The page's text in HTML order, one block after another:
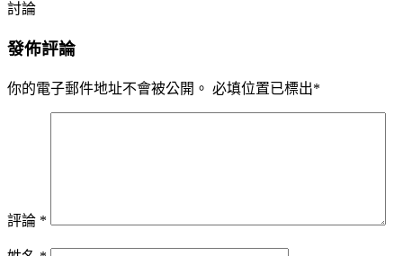
討論
發佈評論
你的電子郵件地址不會被公開。 必填位置已標出*
評論 *